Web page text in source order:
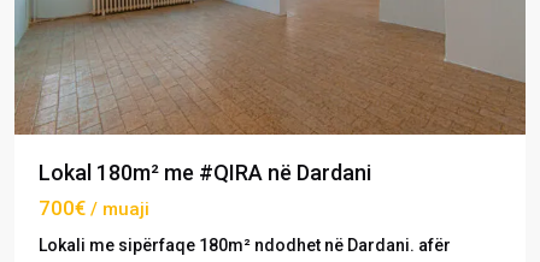
Lokal 180m² me #QIRA në Dardani
700€ / muaji
Lokali me sipërfaqe 180m² ndodhet në Dardani. afër